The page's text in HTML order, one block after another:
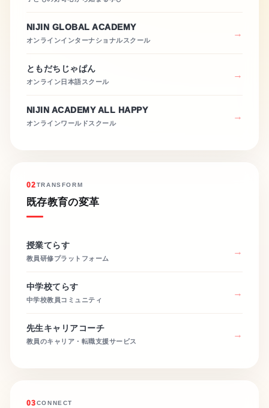
NIJIN GLOBAL ACADEMY
オンラインインターナショナルスクール
ともだちじゃぱん
オンライン日本語スクール
NIJIN ACADEMY ALL HAPPY
オンラインワールドスクール
02TRANSFORM
既存教育の変革
授業てらす
教員研修プラットフォーム
中学校てらす
中学校教員コミュニティ
先生キャリアコーチ
教員のキャリア・転職支援サービス
03CONNECT